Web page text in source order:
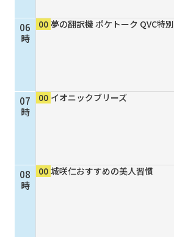
ご加入お申し込み
個人情報保護に関する基
本方針
06
時
07
時
08
時
00 夢の翻訳機 ポケトーク QVC特
00 イオニックブリーズ
00 城咲仁おすすめの美人習慣